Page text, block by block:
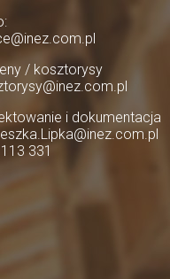
/ kosztorysy
i dokumentacja
331